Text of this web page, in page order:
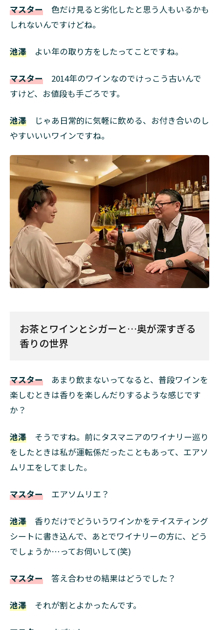
マスター 色だけ見ると劣化したと思う人もいるかも
しれないんですけどね。
池澤 よい年の取り方をしたってことですね。
マスター 2014年のワインなのでけっこう古いんで
すけど、お値段も手ごろです。
池澤 じゃあ日常的に気軽に飲める、お付き合いのし
やすいいいワインですね。
お茶とワインとシガーと…奥が深すぎる
香りの世界
マスター あまり飲まないってなると、普段ワインを
楽しむときは香りを楽しんだりするような感じです
か？
池澤 そうですね。前にタスマニアのワイナリー巡り
をしたときは私が運転係だったこともあって、エアソ
ムリエをしてました。
マスター エアソムリエ？
池澤 香りだけでどういうワインかをテイスティング
シートに書き込んで、あとでワイナリーの方に、どう
でしょうか…ってお伺いして(笑)
マスター 答え合わせの結果はどうでした？
池澤 それが割とよかったんです。